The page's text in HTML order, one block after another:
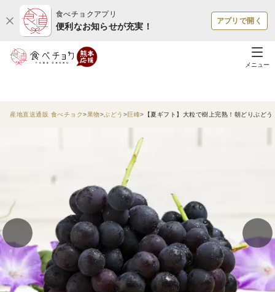
食べチョクアプリ
便利なお知らせが充実！
アプリで開く
メニュー
産地直送通販 食べチョク 果物 ぶどう 巨峰 【夏ギフト】大粒で樹上完熟！朝どりぶど